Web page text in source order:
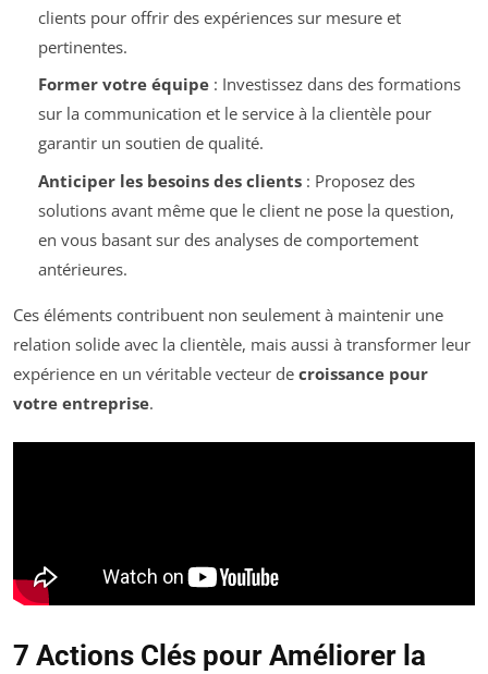
clients pour offrir des expériences sur mesure et
pertinentes.
Former votre équipe: Investissez dans des formations
sur la communication et le service à la clientèle pour
garantir un soutien de qualité.
Anticiper les besoins des clients: Proposez des
solutions avant même que le client ne pose la question,
en vous basant sur des analyses de comportement
antérieures.
Ces éléments contribuent non seulement à maintenir une
relation solide avec la clientèle, mais aussi à transformer leur
expérience en un véritable vecteur de croissance pour
votre entreprise.
7 Actions Clés pour Améliorer la